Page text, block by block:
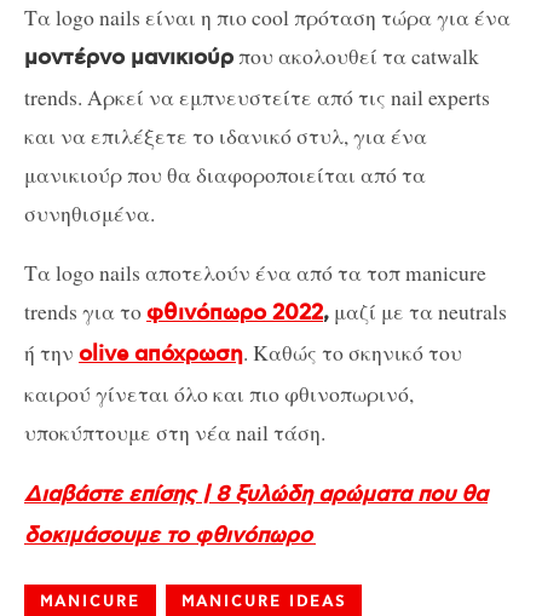
Τα logo nails είναι η πιο cool πρόταση τώρα για ένα
μοντέρνο μανικιούρπου ακολουθεί τα catwalk
trends. Αρκεί να εμπνευστείτε από τις nail experts
και να επιλέξετε το ιδανικό στυλ, για ένα
μανικιούρ που θα διαφοροποιείται από τα
συνηθισμένα.
Τα logo nails αποτελούν ένα από τα τοπ manicure
trends για τοφθινόπωρο 2022, μαζί με τα neutrals
ή την olive απόχρωση. Καθώς το σκηνικό του
καιρού γίνεται όλο και πιο φθινοπωρινό,
υποκύπτουμε στη νέα nail τάση.
Διαβάστε επίσης | 8 ξυλώδη αρώματα που θα
δοκιμάσουμε το φθινόπωρο
MANICURE MANICURE IDEAS